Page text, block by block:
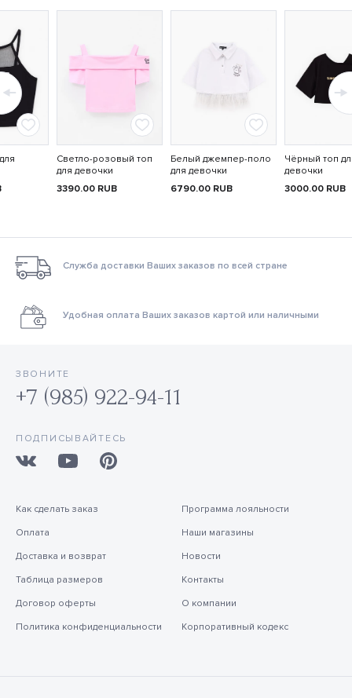
Светло-розовый топ
для девочки
3390.00 RUB
Белый джемпер-поло
для девочки
6790.00 RUB
Чёрный топ
девочки
3000.00 RUB
Служба доставки Ваших заказов по всей стране
Удобная оплата Ваших заказов картой или наличными
ЗВОНИТЕ
+7 (985) 922-94-11
ПОДПИСЫВАЙТЕСЬ
Как сделать заказ
Оплата
Доставка и возврат
Таблица размеров
Договор оферты
Политика конфиденциальности
Программа лояльности
Наши магазины
Новости
Контакты
О компании
Корпоративный кодекс